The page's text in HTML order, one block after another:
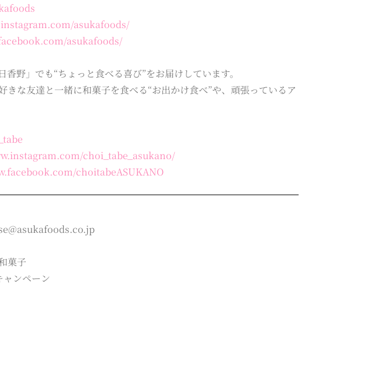
asukafoods/
asukafoods/
野」でも“ちょっと食べる喜び”をお届けしています。
な友達と一緒に和菓子を食べる“お出かけ食べ”や、頑張っているア
choi_tabe_asukano/
choitabeASUKANO
菓子
ンペーン